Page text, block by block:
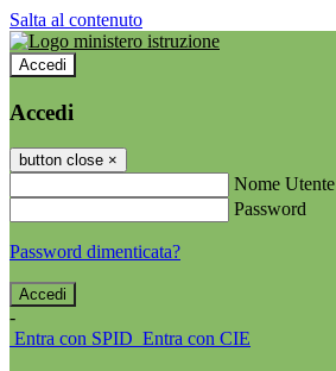
Salta al contenuto
Accedi
Accedi
button close ×
Nome Utente
Password
Password dimenticata?
-
Entra con SPID Entra con CIE